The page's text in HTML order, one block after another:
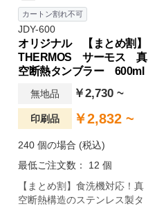
カートン割れ不可
JDY-600
オリジナル 【まとめ割】
THERMOS サーモス 真
空断熱タンブラー 600ml
無地品 ￥2,730 ~
印刷品 ￥2,832 ~
240 個の場合 (税込)
最低ご注文数： 12 個
【まとめ割】食洗機対応！真
空断熱構造のステンレス製タ